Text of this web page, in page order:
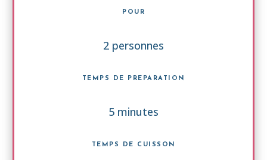
POUR
2 personnes
TEMPS DE PREPARATION
5 minutes
TEMPS DE CUISSON